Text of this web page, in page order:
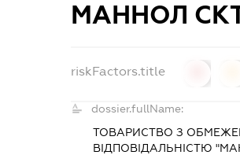
МАННОЛ
riskFactors.title
dossier.fullName:
ТОВАРИСТВО З
ВІДПОВІДАЛЬНІСТЮ